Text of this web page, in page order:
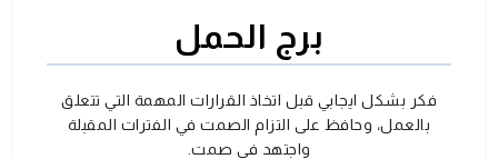
برج الحمل
فكر بشكل ايجابي قبل اتخاذ القرارات المهمة التي تتعلق
بالعمل، وحافظ على التزام الصمت في الفترات المقبلة
واجتهد في صمت.